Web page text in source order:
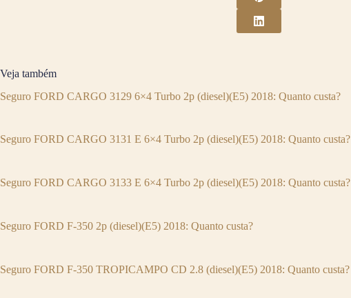
Veja também
Seguro FORD CARGO 3129 6×4 Turbo 2p (diesel)(E5) 2018: Quanto custa?
Seguro FORD CARGO 3131 E 6×4 Turbo 2p (diesel)(E5) 2018: Quanto custa?
Seguro FORD CARGO 3133 E 6×4 Turbo 2p (diesel)(E5) 2018: Quanto custa?
Seguro FORD F-350 2p (diesel)(E5) 2018: Quanto custa?
Seguro FORD F-350 TROPICAMPO CD 2.8 (diesel)(E5) 2018: Quanto custa?